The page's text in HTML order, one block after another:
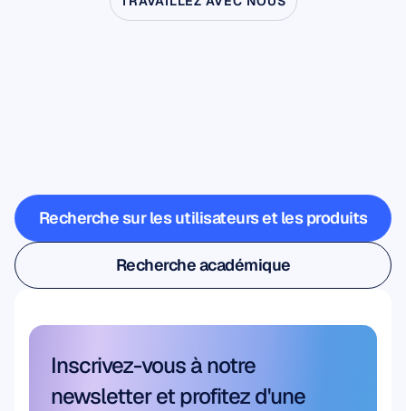
sortentdulaboratoire
Recherche sur les utilisateurs et les produits
Recherche sur les utilisateurs et les produits
Recherche académique
Recherche académique
Inscrivez-vous à notre
newsletter et profitez d'une